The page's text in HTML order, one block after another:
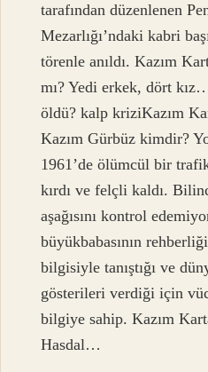
tarafından düzenlenen
Mezarlığı’ndaki kabri
törenle anıldı. Kazım
mı? Yedi erkek, dört
öldü? kalp kriziKazım
Kazım Gürbüz kimdir?
1961’de ölümcül bir
kırdı ve felçli kaldı.
aşağısını kontrol
büyükbabasının
bilgisiyle tanıştığı ve
gösterileri verdiği için
bilgiye sahip. Kazım
Hasdal…